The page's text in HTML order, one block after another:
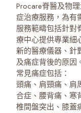
Procare脊醫及物
症治療服務，為有
服務範疇包括針對
療中心提供專業細
新的醫療儀器、針
及痛症背後的原因
常見痛症包括：
頭痛、肩頸痛、肩
合症、腰背痛、寒
椎間盤突出、膝蓋